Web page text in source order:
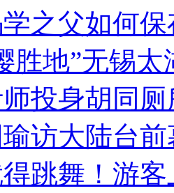
学之父如何
胜地”无锡
投身胡同
访大陆台
跳舞！游客